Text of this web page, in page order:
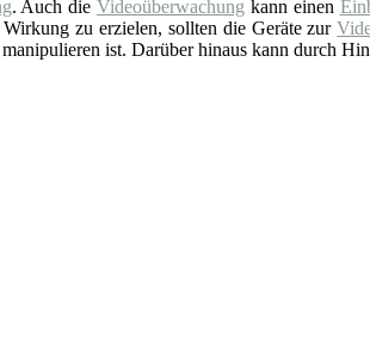
. Auch dieVideoüberwachung kann einen
Wirkung zu erzielen, sollten die Geräte zur
ist. Darüber hinaus kann durch